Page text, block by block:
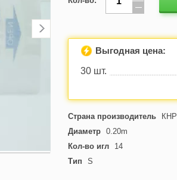
Выгодная цена:
30 шт.
Страна производитель
КНР
Диаметр 0.20m
Кол-во игл
14
Тип
S